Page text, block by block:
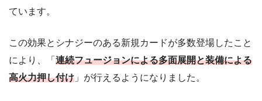
《フュージョン》
《カリス魔杖デス・ワンド》 3
《セレブレード・デスワイルド》
ています。
この効果とシナジーのある新規カードが多数登場したこと
により、「 連続フュージョンによる多面展開と装備による
高火力押し付け 」が行えるようになりました。